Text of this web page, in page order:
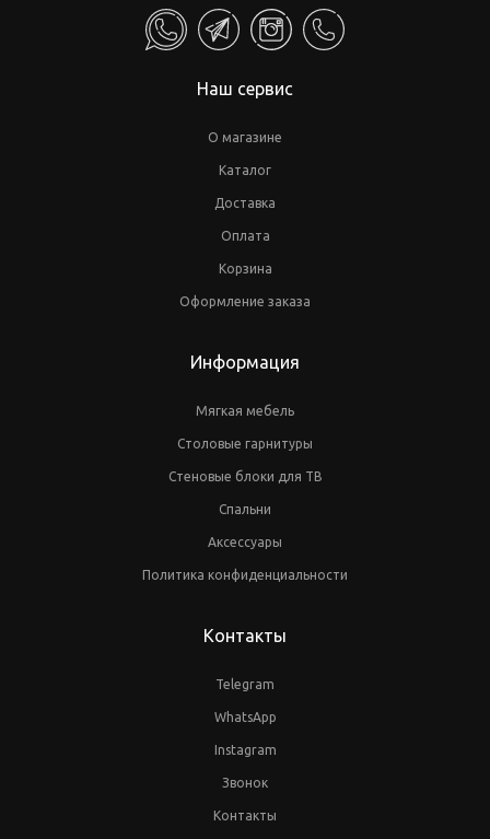
Наш сервис
О магазине
Каталог
Доставка
Оплата
Корзина
Оформление заказа
Информация
Мягкая мебель
Столовые гарнитуры
Стеновые блоки для ТВ
Спальни
Аксессуары
Политика конфиденциальности
Контакты
Telegram
WhatsApp
Instagram
Звонок
Контакты